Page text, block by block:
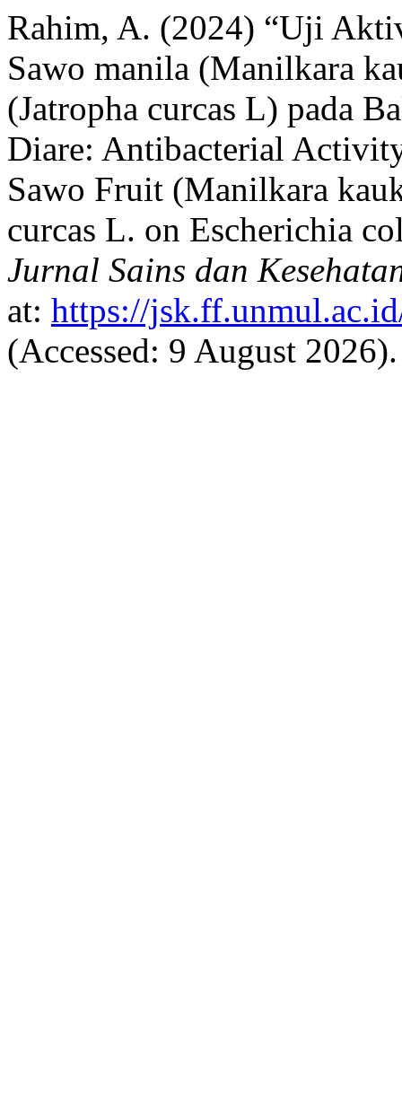
Rahim, A. (2024) “Uji
Sawo manila (Manilkara
(Jatropha curcas L) pada
Diare: Antibacterial
Sawo Fruit (Manilkara
curcas L. on Escherichia
Jurnal Sains dan
at: https://
(Accessed: 9 August 2026).